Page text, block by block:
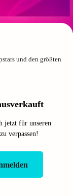
und den größten
jetzt für unseren
verpassen!